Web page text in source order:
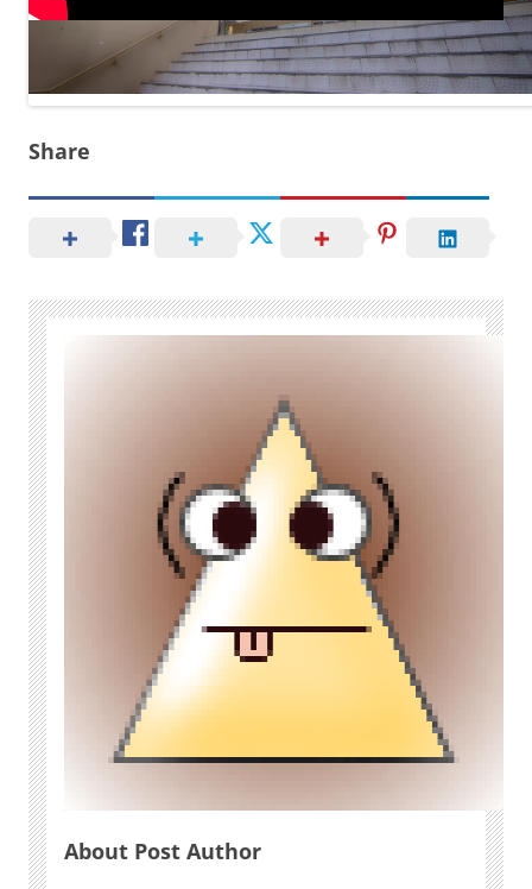
Share
About Post Author